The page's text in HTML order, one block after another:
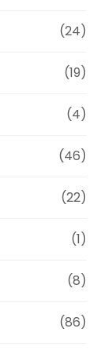
(24)
(19)
(4)
(46)
(22)
(1)
(8)
(86)